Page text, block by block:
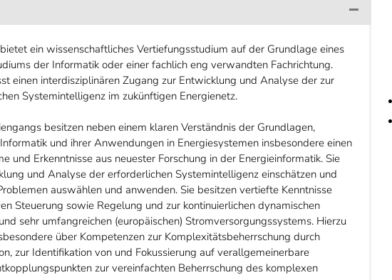
ein wissenschaftliches Vertiefungsstudium auf der Grundlage eines
der Informatik oder einer fachlich eng verwandten Fachrichtung.
einen interdisziplinären Zugang zur Entwicklung und Analyse der zur
Systemintelligenz im zukünftigen Energienetz.
besitzen neben einem klaren Verständnis der Grundlagen,
und ihrer Anwendungen in Energiesystemen insbesondere einen
und Erkenntnisse aus neuester Forschung in der Energieinformatik. Sie
und Analyse der erforderlichen Systemintelligenz einschätzen und
auswählen und anwenden. Sie besitzen vertiefte Kenntnisse
Steuerung sowie Regelung und zur kontinuierlichen dynamischen
sehr umfangreichen (europäischen) Stromversorgungssystems. Hierzu
über Kompetenzen zur Komplexitätsbeherrschung durch
zur Identifikation von und Fokussierung auf verallgemeinerbare
zur vereinfachten Beherrschung des komplexen